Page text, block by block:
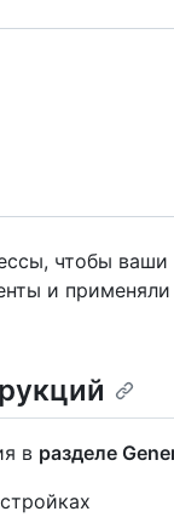
чтобы ваши
и применяли
в разделе